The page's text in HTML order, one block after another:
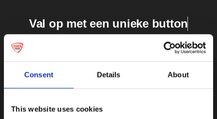
Consent Details About
This website uses cookies
Val op met een unieke